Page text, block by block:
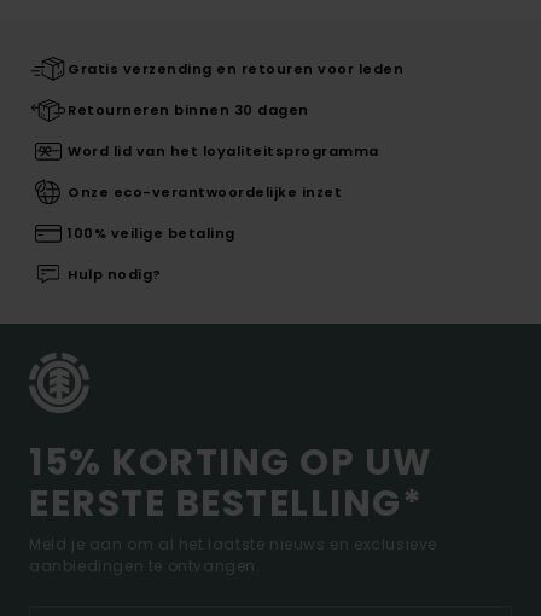
Gratis verzending en retouren voor leden
Retourneren binnen 30 dagen
Word lid van het loyaliteitsprogramma
Onze eco-verantwoordelijke inzet
100% veilige betaling
Hulp nodig?
15% KORTING OP UW
EERSTE BESTELLING*
Meld je aan om al het laatste nieuws en exclusieve
aanbiedingen te ontvangen.